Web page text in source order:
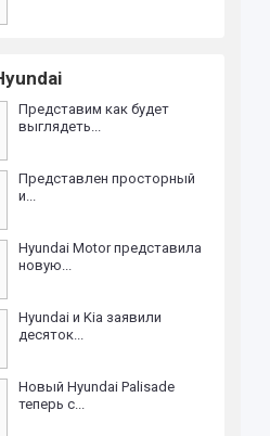
Представим как будет
выглядеть...
Представлен просторный
и...
Hyundai Motor представила
новую...
Hyundai и Kia заявили
десяток...
Новый Hyundai Palisade
теперь с...